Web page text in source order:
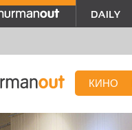
КИНО